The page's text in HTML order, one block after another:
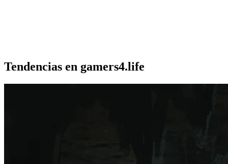
Tendencias en gamers4.life